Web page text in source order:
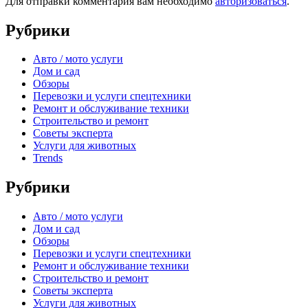
Рубрики
Авто / мото услуги
Дом и сад
Обзоры
Перевозки и услуги спецтехники
Ремонт и обслуживание техники
Строительство и ремонт
Советы эксперта
Услуги для животных
Trends
Рубрики
Авто / мото услуги
Дом и сад
Обзоры
Перевозки и услуги спецтехники
Ремонт и обслуживание техники
Строительство и ремонт
Советы эксперта
Услуги для животных